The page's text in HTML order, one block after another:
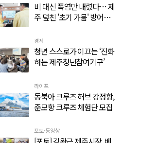
비 대신 폭염만 내렸다… 제
주 덮친 '초기 가뭄' 방어선
경제
청년 스스로가 이끄는 ‘진화
하는 제주청년참여기구’
라이프
동북아 크루즈 허브 강정항,
준모항 크루즈 체험단 모집
포토·동영상